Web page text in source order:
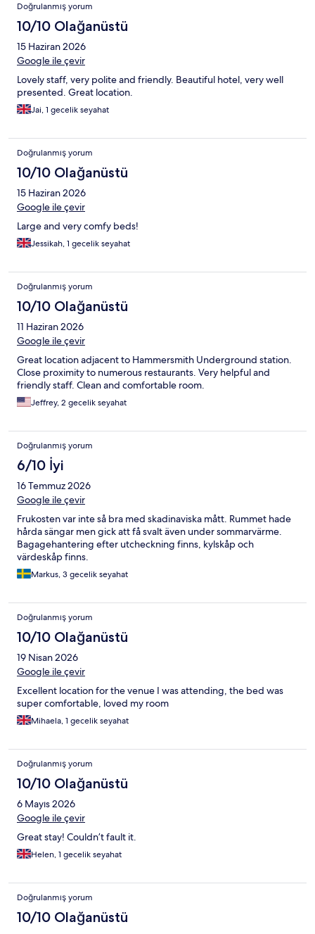
Doğrulanmış yorum
10/10 Olağanüstü
15 Haziran 2026
Google ile çevir
Lovely staff, very polite and friendly. Beautiful hotel, very well
presented. Great location.
Jai, 1 gecelik seyahat
Doğrulanmış yorum
10/10 Olağanüstü
15 Haziran 2026
Google ile çevir
Large and very comfy beds!
Jessikah, 1 gecelik seyahat
Doğrulanmış yorum
10/10 Olağanüstü
11 Haziran 2026
Google ile çevir
Great location adjacent to Hammersmith Underground station.
Close proximity to numerous restaurants. Very helpful and
friendly staff. Clean and comfortable room.
Jeffrey, 2 gecelik seyahat
Doğrulanmış yorum
6/10 İyi
16 Temmuz 2026
Google ile çevir
Frukosten var inte så bra med skadinaviska mått. Rummet hade
hårda sängar men gick att få svalt även under sommarvärme.
Bagagehantering efter utcheckning finns, kylskåp och
värdeskåp finns.
Markus, 3 gecelik seyahat
Doğrulanmış yorum
10/10 Olağanüstü
19 Nisan 2026
Google ile çevir
Excellent location for the venue I was attending, the bed was
super comfortable, loved my room
Mihaela, 1 gecelik seyahat
Doğrulanmış yorum
10/10 Olağanüstü
6 Mayıs 2026
Google ile çevir
Great stay! Couldn’t fault it.
Helen, 1 gecelik seyahat
Doğrulanmış yorum
10/10 Olağanüstü